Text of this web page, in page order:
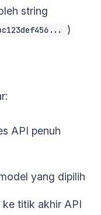
string
)
API penuh
yang dipilih
ke titik akhir API